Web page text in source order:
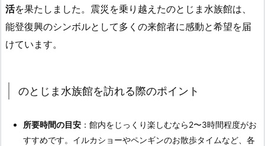
活を果たしました。震災を乗り越えたのとじま水族館は、
能登復興のシンボルとして多くの来館者に感動と希望を届
けています。
のとじま水族館を訪れる際のポイント
所要時間の目安 ：館内をじっくり楽しむなら2〜3時間程度がお
すすめです。イルカショーやペンギンのお散歩タイムなど、各